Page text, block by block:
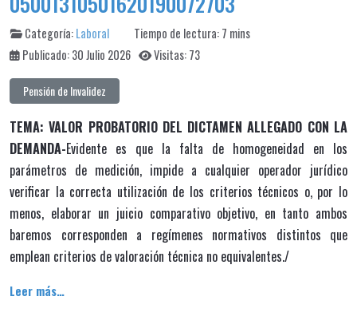
Categoría:Laboral
Tiempo de lectura: 7 mins
Publicado: 30 Julio 2026
Visitas: 73
Pensión de Invalidez
TEMA: VALOR PROBATORIO DEL DICTAMEN ALLEGADO CON LA
DEMANDA-Evidente es que la falta de homogeneidad en los
parámetros de medición, impide a cualquier operador jurídico
verificar la correcta utilización de los criterios técnicos o, por lo
menos, elaborar un juicio comparativo objetivo, en tanto ambos
baremos corresponden a regímenes normativos distintos que
emplean criterios de valoración técnica no equivalentes./
Leer más…